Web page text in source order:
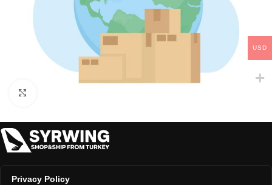
Privacy Policy
USD